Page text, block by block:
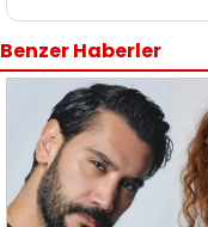
Benzer Haberler